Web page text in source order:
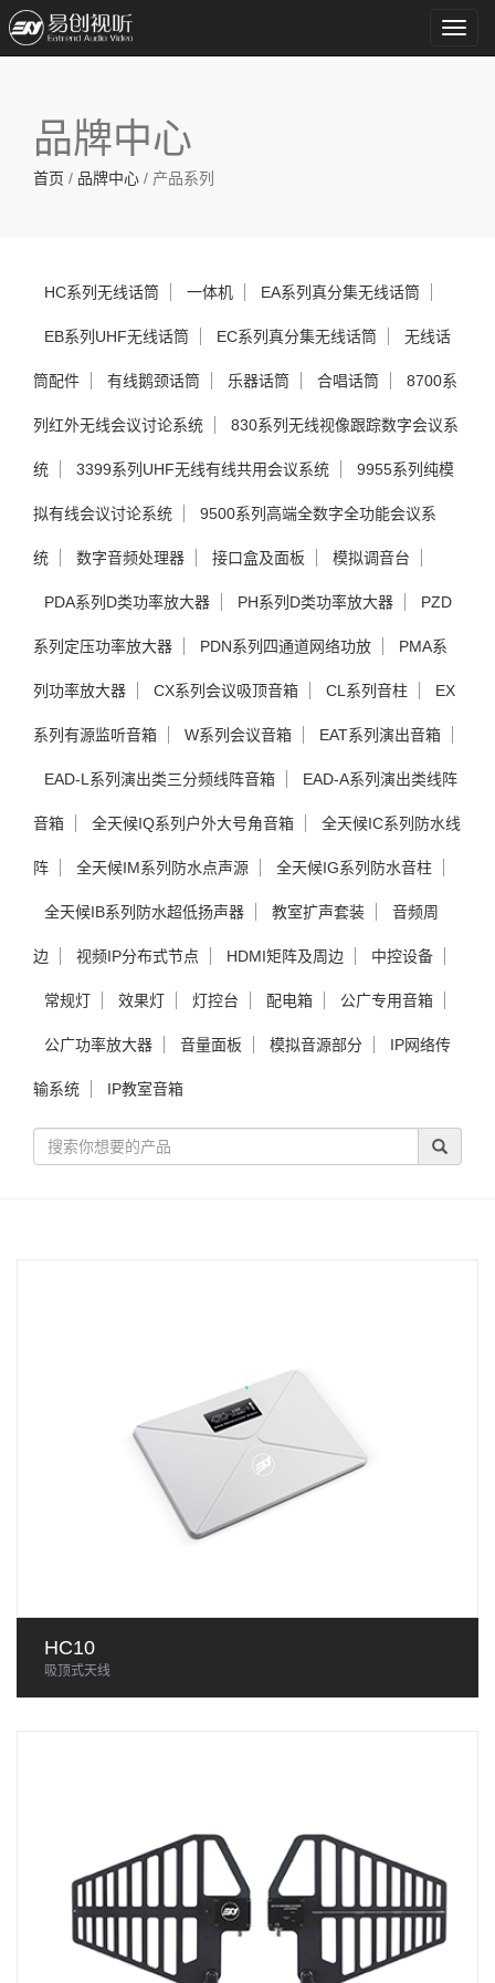
品牌中心
首页 / 品牌中心 / 产品系列
HC系列无线话筒 一体机 EA系列真分集无线话筒
EB系列UHF无线话筒 EC系列真分集无线话筒 无线话
筒配件 有线鹅颈话筒 乐器话筒 合唱话筒 8700系
列红外无线会议讨论系统 830系列无线视像跟踪数字会议系
统 3399系列UHF无线有线共用会议系统 9955系列纯模
拟有线会议讨论系统 9500系列高端全数字全功能会议系
统 数字音频处理器 接口盒及面板 模拟调音台
PDA系列D类功率放大器 PH系列D类功率放大器 PZD
系列定压功率放大器 PDN系列四通道网络功放 PMA系
列功率放大器 CX系列会议吸顶音箱 CL系列音柱 EX
系列有源监听音箱 W系列会议音箱 EAT系列演出音箱
EAD-L系列演出类三分频线阵音箱 EAD-A系列演出类线阵
音箱 全天候IQ系列户外大号角音箱 全天候IC系列防水线
阵 全天候IM系列防水点声源 全天候IG系列防水音柱
全天候IB系列防水超低扬声器 教室扩声套装 音频周
边 视频IP分布式节点 HDMI矩阵及周边 中控设备
常规灯 效果灯 灯控台 配电箱 公广专用音箱
公广功率放大器 音量面板 模拟音源部分 IP网络传
输系统 IP教室音箱
HC10
吸顶式天线